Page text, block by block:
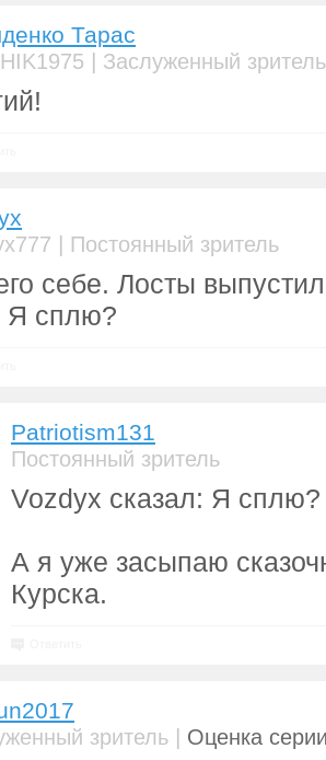
Тарас
| Заслуженный зритель
| Постоянный зритель
себе. Лосты
Я сплю?
Patriotism131
Постоянный зритель
Vozdyx сказал: Я сплю?
А я уже засыпаю
Курска.
зритель | Оценка